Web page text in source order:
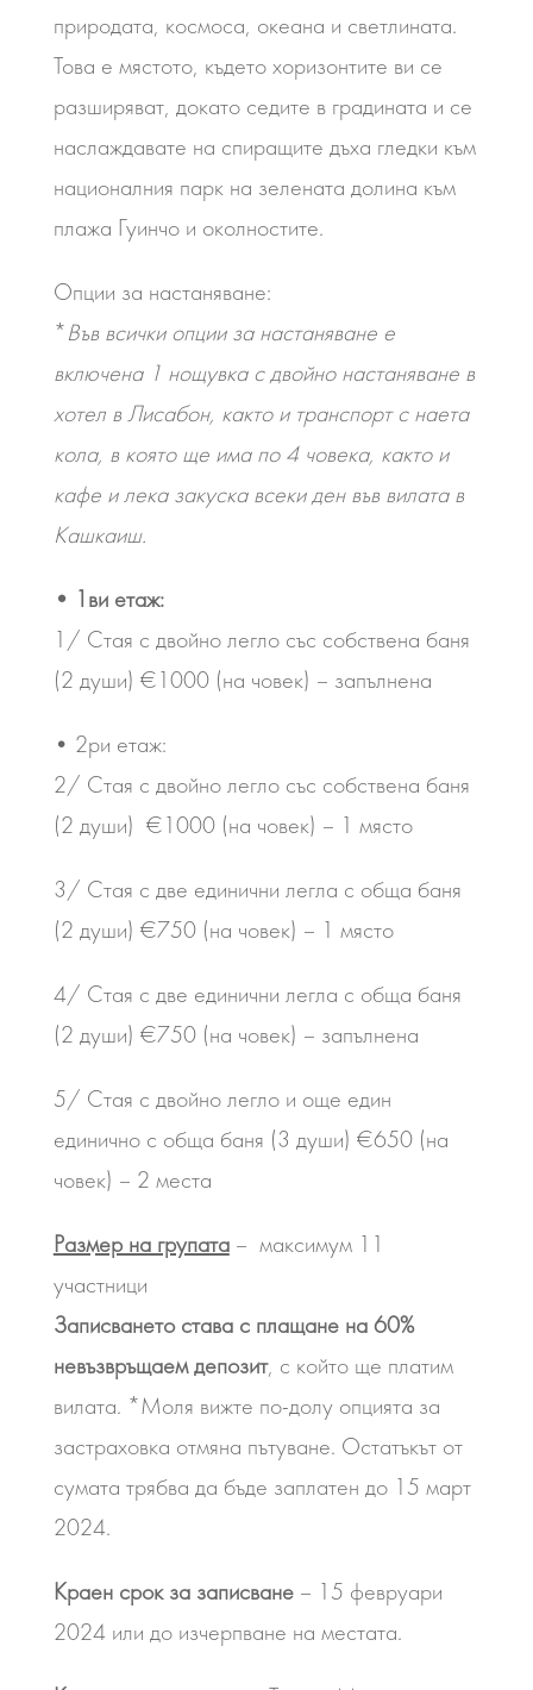
природата, космоса, океана и светлината.
Това е мястото, където хоризонтите ви се
разширяват, докато седите в градината и се
наслаждавате на спиращите дъха гледки към
националния парк на зелената долина към
плажа Гуинчо и околностите.
Опции за настаняване:
*Във всички опции за настаняване е
включена 1 нощувка с двойно настаняване в
хотел в Лисабон, както и транспорт с наета
кола, в която ще има по 4 човека, както и
кафе и лека закуска всеки ден във вилата в
Кашкаиш.
• 1ви етаж:
1/ Стая с двойно легло със собствена баня
(2 души) €1000 (на човек) – запълнена
• 2ри етаж:
2/ Стая с двойно легло със собствена баня
(2 души) €1000 (на човек) – 1 място
3/ Стая с две единични легла с обща баня
(2 души) €750 (на човек) – 1 място
4/ Стая с две единични легла с обща баня
(2 души) €750 (на човек) – запълнена
5/ Стая с двойно легло и още един
единично с обща баня (3 души) €650 (на
човек) – 2 места
Размер на групата– максимум 11
участници
Записването става с плащане на 60%
невъзвръщаем депозит, с който ще платим
вилата. *Моля вижте по-долу опцията за
застраховка отмяна пътуване. Остатъкът от
сумата трябва да бъде заплатен до 15 март
2024.
Краен срок за записване– 15 февруари
2024 или до изчерпване на местата.